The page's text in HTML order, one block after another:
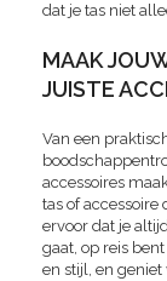
dat je tas niet
MAAK
JUISTE
Van een
accessoires
tas of accessoire
ervoor dat je
gaat, op reis
en stijl, en geniet